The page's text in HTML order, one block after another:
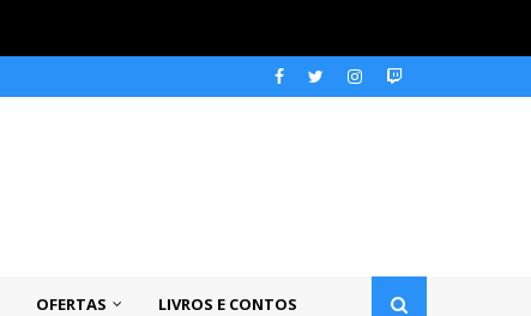
OFERTAS LIVROS E CONTOS